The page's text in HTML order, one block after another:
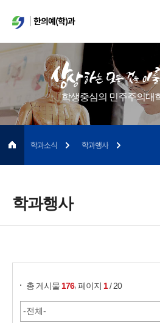
한의예(학)과
학생중심의 민주주의대
학과행사
학과소식 학과행사
총 게시물 176, 페이지 1/ 20